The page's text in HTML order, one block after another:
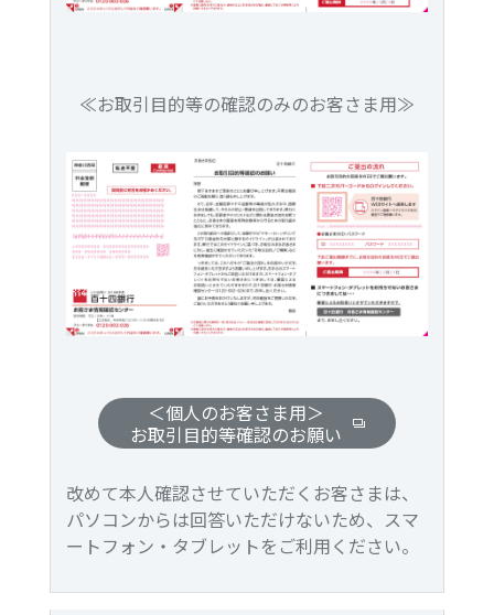
≪お取引目的等の確認のみのお客さま用≫
＜個人のお客さま用＞
お取引目的等確認のお願い
改めて本人確認させていただくお客さまは、
パソコンからは回答いただけないため、スマ
ートフォン・タブレットをご利用ください。